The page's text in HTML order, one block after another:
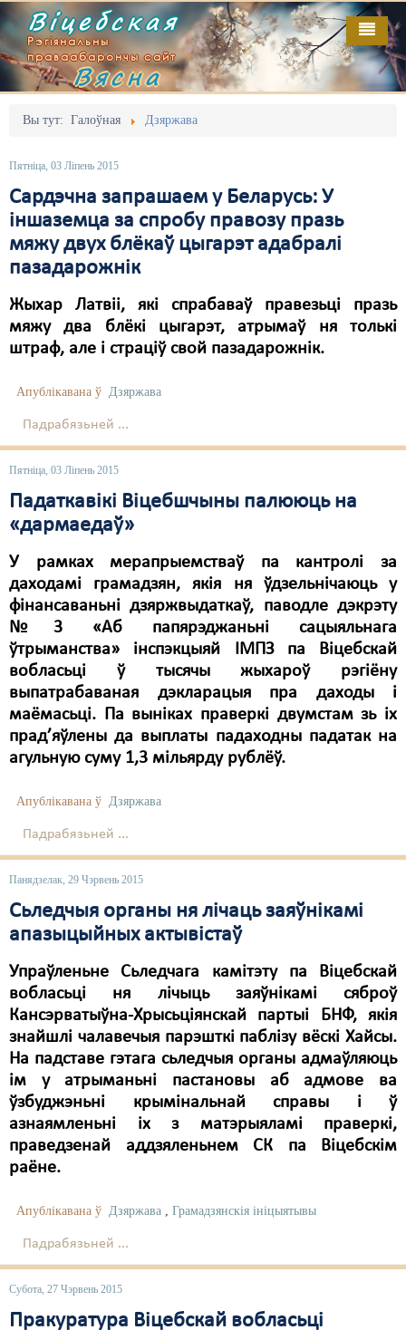
Віцебская
Рэгіянальны
праваабарончы сайт
Вясна
Вы тут: Галоўная Дзяржава
Пятніца, 03 Ліпень 2015
Сардэчна запрашаем у Беларусь: У
іншаземца за спробу правозу празь
мяжу двух блёкаў цыгарэт адабралі
пазадарожнік
Жыхар Латвіі, які спрабаваў правезьці празь
мяжу два блёкі цыгарэт, атрымаў ня толькі
штраф, але і страціў свой пазадарожнік.
Апублікавана ў Дзяржава
Падрабязьней ...
Пятніца, 03 Ліпень 2015
Падаткавікі Віцебшчыны палююць на
«дармаедаў»
У рамках мерапрыемстваў па кантролі за
даходамі грамадзян, якія ня ўдзельнічаюць у
фінансаваньні дзяржвыдаткаў, паводле дэкрэту
№3 «Аб папярэджаньні сацыяльнага
ўтрыманства» інспэкцыяй ІМПЗ па Віцебскай
вобласьці ў тысячы жыхароў рэгіёну
выпатрабаваная дэкларацыя пра даходы і
маёмасьці. Па выніках праверкі двумстам зь іх
прад’яўлены да выплаты падаходны падатак на
агульную суму 1,3 мільярду рублёў.
Апублікавана ў Дзяржава
Падрабязьней ...
Панядзелак, 29 Чэрвень 2015
Сьледчыя органы ня лічаць заяўнікамі
апазыцыйных актывістаў
Упраўленьне Сьледчага камітэту па Віцебскай
вобласьці ня лічыць заяўнікамі сяброў
Кансэрватыўна-Хрысьціянскай партыі БНФ, якія
знайшлі чалавечыя парэшткі паблізу вёскі Хайсы.
На падставе гэтага сьледчыя органы адмаўляюць
ім у атрыманьні пастановы аб адмове ва
ўзбуджэньні крымінальнай справы і ў
азнаямленьні іх з матэрыяламі праверкі,
праведзенай аддзяленьнем СК па Віцебскім
раёне.
Апублікавана ў Дзяржава , Грамадзянскія ініцыятывы
Падрабязьней ...
Субота, 27 Чэрвень 2015
Пракуратура Віцебскай вобласьці
Галоўная
Адміністрацыйны перасьлед
Безбар'ернае асяродзьдзе
Выбары
Грамадзянскія ініцыятывы
Дзяржава
Дыскрымінацыя
КПЧ ААН
Культурныя правы
Мігранты
Мірныя сходы
Палітвязьні
Праваабаронцы
Правы дзіцяці
Пэнітэнцыярная сыстэма
Распальваньне варожасьці
Рознае
Свабода слова
Свабода сумленьня
Суд
Экалёгія
Правы працоўных
Сацыяльныя правы
Выданьні
Кантакт
Пра нас
RSS